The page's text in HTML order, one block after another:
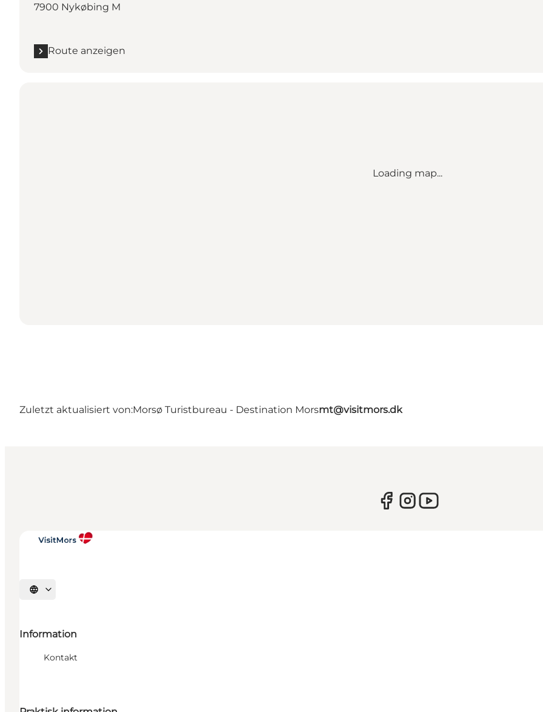
7900 Nykøbing M
Route anzeigen
Loading map...
Zuletzt aktualisiert von:Morsø Turistbureau - Destination Morsmt@visitmors.dk
Sprache auswählen
Information
Kontakt